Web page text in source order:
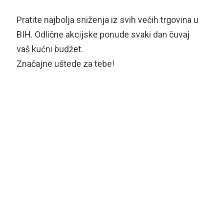
Pratite najbolja sniženja iz svih većih trgovina u
BIH. Odlične akcijske ponude svaki dan čuvaj
vaš kućni budžet.
Značajne uštede za tebe!